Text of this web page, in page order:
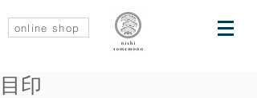
online shop
目印